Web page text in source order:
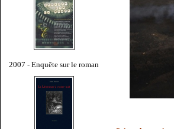
2007 - Enquête sur le roman